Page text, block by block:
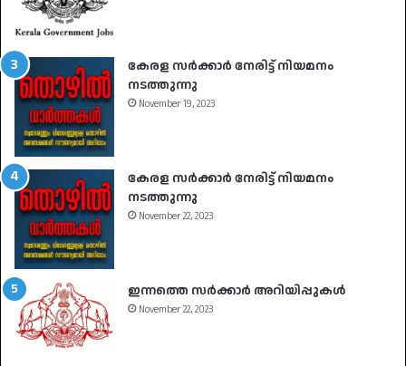
കേരള സർക്കാർ നേരിട്ട് നിയമനം
നടത്തുന്നു
November 19, 2023
കേരള സർക്കാർ നേരിട്ട് നിയമനം
നടത്തുന്നു
November 22, 2023
ഇന്നത്തെ സർക്കാർ അറിയിപ്പുകൾ
November 22, 2023